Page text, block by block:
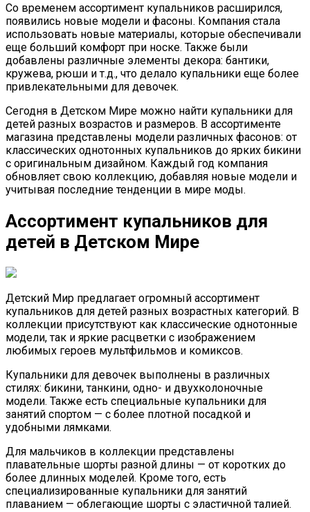
Со временем ассортимент купальников расширился,
появились новые модели и фасоны. Компания стала
использовать новые материалы, которые обеспечивали
еще больший комфорт при носке. Также были
добавлены различные элементы декора: бантики,
кружева, рюши и т.д., что делало купальники еще более
привлекательными для девочек.
Сегодня в Детском Мире можно найти купальники для
детей разных возрастов и размеров. В ассортименте
магазина представлены модели различных фасонов: от
классических однотонных купальников до ярких бикини
с оригинальным дизайном. Каждый год компания
обновляет свою коллекцию, добавляя новые модели и
учитывая последние тенденции в мире моды.
Ассортимент купальников для
детей в Детском Мире
Детский Мир предлагает огромный ассортимент
купальников для детей разных возрастных категорий. В
коллекции присутствуют как классические однотонные
модели, так и яркие расцветки с изображением
любимых героев мультфильмов и комиксов.
Купальники для девочек выполнены в различных
стилях: бикини, танкини, одно- и двухколоночные
модели. Также есть специальные купальники для
занятий спортом — с более плотной посадкой и
удобными лямками.
Для мальчиков в коллекции представлены
плавательные шорты разной длины — от коротких до
более длинных моделей. Кроме того, есть
специализированные купальники для занятий
плаванием — облегающие шорты с эластичной талией.